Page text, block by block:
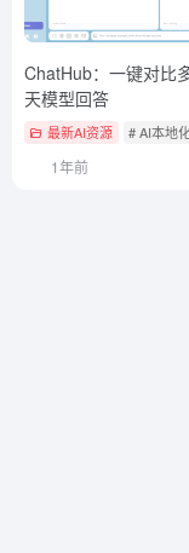
ChatHub：一键对比
天模型回答
最新AI资源 # AI本地
1年前